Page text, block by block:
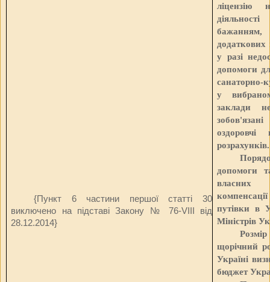
{Пункт 6 частини першої статті 30
виключено на підставі Закону
№ 76-VIII від
28.12.2014}
ліцензію
бажанням,
додаткових
у разі
допомоги
санаторно-
у
заклади
оздоровчі
розрахунків.
допомоги
власних
путівки в
Міністрів
щорічний
Україні
бюджет